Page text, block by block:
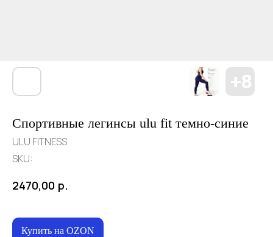
Спортивные легинсы ulu fit темно-синие
ULU FITNESS
SKU:
2470,00 р.
Купить на OZON